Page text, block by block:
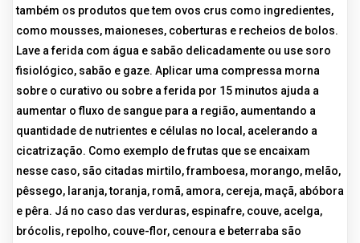
também os produtos que tem ovos crus como ingredientes,
como mousses, maioneses, coberturas e recheios de bolos.
Lave a ferida com água e sabão delicadamente ou use soro
fisiológico, sabão e gaze. Aplicar uma compressa morna
sobre o curativo ou sobre a ferida por 15 minutos ajuda a
aumentar o fluxo de sangue para a região, aumentando a
quantidade de nutrientes e células no local, acelerando a
cicatrização. Como exemplo de frutas que se encaixam
nesse caso, são citadas mirtilo, framboesa, morango, melão,
pêssego, laranja, toranja, romã, amora, cereja, maçã, abóbora
e pêra. Já no caso das verduras, espinafre, couve, acelga,
brócolis, repolho, couve-flor, cenoura e beterraba são